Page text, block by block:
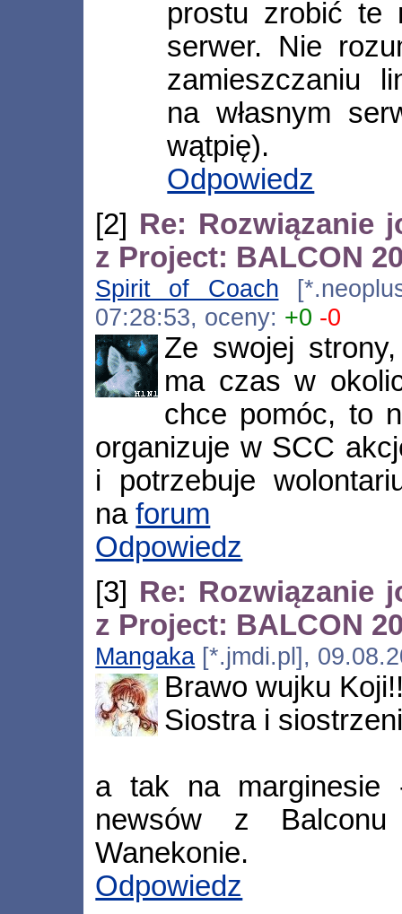
prostu zrobić te
serwer. Nie
zamieszczaniu
na własnym
wątpię).
Odpowiedz
[2] Re: Rozwiązanie
z Project: BALCON
Spirit of Coach
07:28:53, oceny: +0 -0
Ze swojej
ma czas w
chce pomóc, to
organizuje w SCC
i potrzebuje
naforum
Odpowiedz
[3] Re: Rozwiązanie
z Project: BALCON
Mangaka [*.jmdi.pl],
Brawo wujku
Siostra i
a tak na
newsów z
Wanekonie.
Odpowiedz